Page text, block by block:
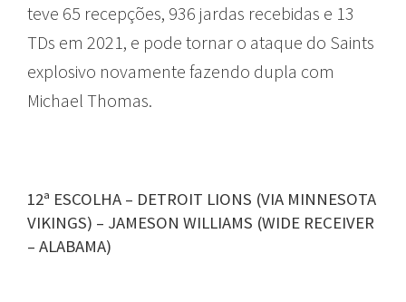
teve 65 recepções, 936 jardas recebidas e 13
TDs em 2021, e pode tornar o ataque do Saints
explosivo novamente fazendo dupla com
Michael Thomas.
12ª ESCOLHA – DETROIT LIONS (VIA MINNESOTA
VIKINGS) – JAMESON WILLIAMS (WIDE RECEIVER
– ALABAMA)